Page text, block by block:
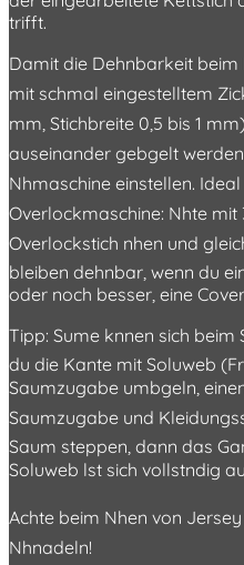
trifft.
Damit die Dehnbarkeit beim
mit schmal eingestelltem
mm, Stichbreite 0,5 bis 1 mm)
auseinander gebgelt
Nhmaschine einstellen.
Overlockmaschine: Nhte mit
Overlockstich nhen und
bleiben dehnbar, wenn du
oder noch besser, eine
Tipp: Sume knnen sich
du die Kante mit Soluweb
Saumzugabe umbgeln,
Saumzugabe und
Saum steppen, dann das
Soluweb lst sich vollstndig
Achte beim Nhen von
Nhnadeln!